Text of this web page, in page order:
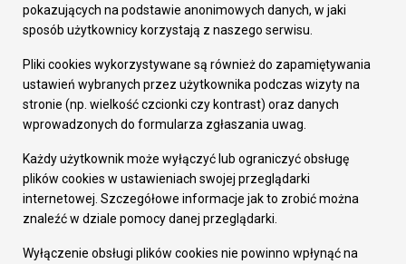
Wydziały
Elektroniczna Skrzynka Podawcza
Gospodarka
Fundusze europejskie
Środki krajowe
Oferty inwestycyjne
Pozostałe
Deklaracja dostępności
Dane osobowe
Dodaj opinię o witrynie
pokazujących na podstawie anonimowych danych, w jaki
sposób użytkownicy korzystają z naszego serwisu.
Pliki cookies wykorzystywane są również do zapamiętywania
ustawień wybranych przez użytkownika podczas wizyty na
stronie (np. wielkość czcionki czy kontrast) oraz danych
wprowadzonych do formularza zgłaszania uwag.
Każdy użytkownik może wyłączyć lub ograniczyć obsługę
plików cookies w ustawieniach swojej przeglądarki
internetowej. Szczegółowe informacje jak to zrobić można
znaleźć w dziale pomocy danej przeglądarki.
Wyłączenie obsługi plików cookies nie powinno wpłynąć na